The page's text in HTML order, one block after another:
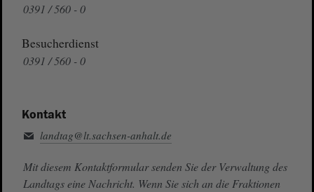
0391 / 560 - 0
Besucherdienst
0391 / 560 - 0
Kontakt
landtag@lt.sachsen-anhalt.de
Mit diesem Kontaktformular senden Sie der Verwaltung des
Landtags eine Nachricht. Wenn Sie sich an die Fraktionen